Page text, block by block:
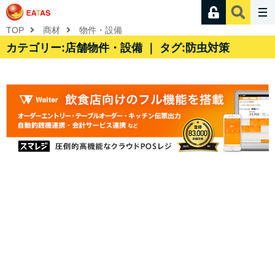
TOP 商材 物件・設備
カテゴリー:店舗物件・設備 ｜ タグ:防虫対策